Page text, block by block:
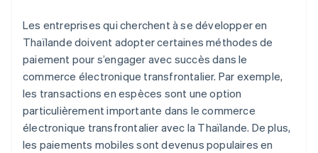
Les entreprises qui cherchent à se développer en
Thaïlande doivent adopter certaines méthodes de
paiement pour s’engager avec succès dans le
commerce électronique transfrontalier. Par exemple,
les transactions en espèces sont une option
particulièrement importante dans le commerce
électronique transfrontalier avec la Thaïlande. De plus,
les paiements mobiles sont devenus populaires en